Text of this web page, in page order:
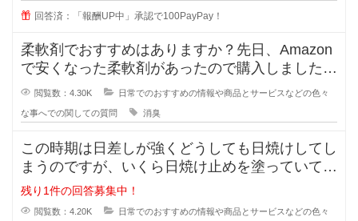
回答済：「報酬UP中」承認で100PayPay！
柔軟剤でおすすめはありますか？先日、Amazon
で安くなった柔軟剤があったので購入しました
が、苦手な匂いでした。
閲覧数：4.30K 日常でのおすすめの情報や商品とサービスなどの色々
な事へでの関しての質問 消臭
この時期は日差しが強くどうしても日焼けしてし
まうのですが、いくら日焼け止めを塗っていても
半袖のあとはできてしまいます。
残り1件の回答募集中！
閲覧数：4.20K 日常でのおすすめの情報や商品とサービスなどの色々